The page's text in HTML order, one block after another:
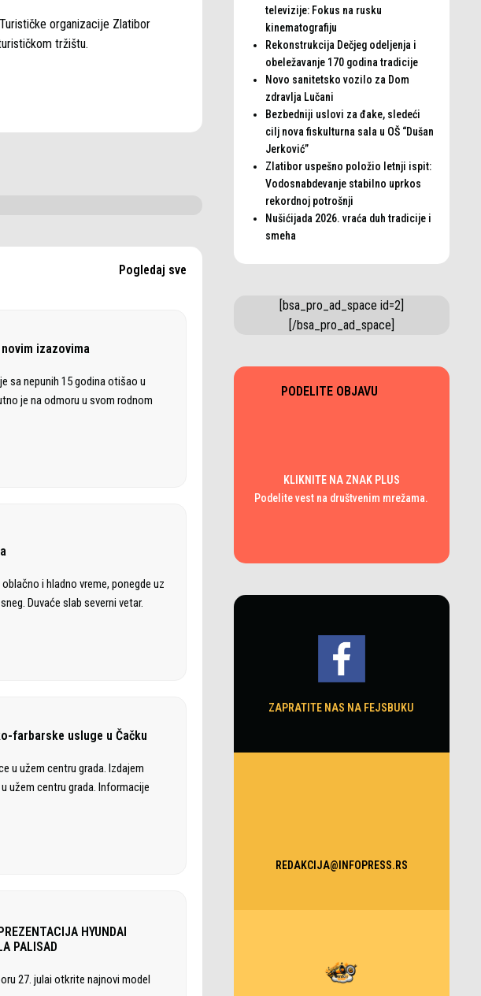
organizacije Zlatibor
tržištu.
Pogledaj sve
izazovima
sa nepunih 15 godina otišao u
je na odmoru u svom rodnom
i hladno vreme, ponegde uz
Duvaće slab severni vetar.
farbarske usluge u Čačku
u užem centru grada. Izdajem
užem centru grada. Informacije
HYUNDAI
PALISAD
27. julai otkrite najnovi model
televizije: Fokus na rusku
kinematografiju
Rekonstrukcija Dečjeg odeljenja i
obeležavanje 170 godina tradicije
Novo sanitetsko vozilo za Dom
zdravlja Lučani
Bezbedniji uslovi za đake, sledeći
cilj nova fiskulturna sala u OŠ “Dušan
Jerković”
Zlatibor uspešno položio letnji ispit:
Vodosnabdevanje stabilno uprkos
rekordnoj potrošnji
Nušićijada 2026. vraća duh tradicije i
smeha
[bsa_pro_ad_space id=2]
[/bsa_pro_ad_space]
PODELITE OBJAVU
KLIKNITE NA ZNAK PLUS
Podelite vest na društvenim mrežama.
ZAPRATITE NAS NA FEJSBUKU
REDAKCIJA@INFOPRESS.RS